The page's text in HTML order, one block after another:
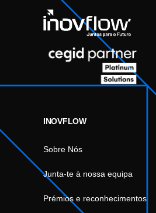
INOVFLOW
Sobre Nós
Junta-te à nossa equipa
Prémios e reconhecimentos